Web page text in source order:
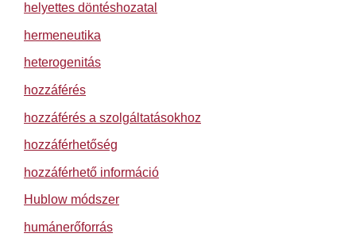
helyettes döntéshozatal
hermeneutika
heterogenitás
hozzáférés
hozzáférés a szolgáltatásokhoz
hozzáférhetőség
hozzáférhető információ
Hublow módszer
humánerőforrás